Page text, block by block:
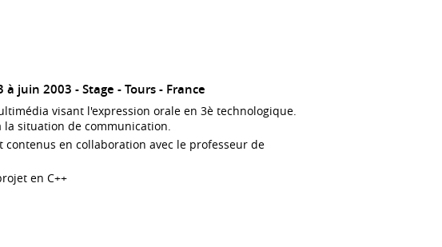
à juin 2003 Stage Tours France
visant l'expression orale en 3è technologique.
situation de communication.
en collaboration avec le professeur de
en C++